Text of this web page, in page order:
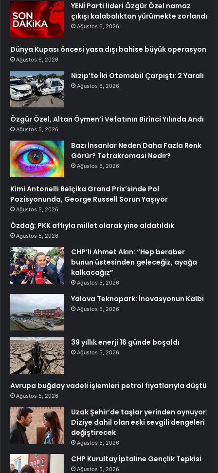
YENİ Parti lideri Özgür Özel namaz
çıkışı kalabalıktan yürümekte zorlandı
Ağustos 6, 2026
Dünya Kupası öncesi yasa dışı bahise büyük operasyon
Ağustos 6, 2026
Nizip’te İki Otomobil Çarpıştı: 2 Yaralı
Ağustos 6, 2026
Özgür Özel, Altan Öymen’i Vefatının Birinci Yılında Andı
Ağustos 5, 2026
Bazı İnsanlar Neden Daha Fazla Renk
Görür? Tetrakromasi Nedir?
Ağustos 5, 2026
Kimi Antonelli Belçika Grand Prix’sinde Pol
Pozisyonunda, George Russell Sorun Yaşıyor
Ağustos 5, 2026
Özdağ: PKK affıyla millet olarak yine aldatıldık
Ağustos 5, 2026
CHP’li Ahmet Akın: “Hep beraber
bunun üstesinden geleceğiz, ayağa
kalkacağız”
Ağustos 5, 2026
Yalova Teknopark: İnovasyonun Kalbi
Ağustos 5, 2026
39 yıllık enerji 16 günde boşaldı
Ağustos 5, 2026
Avrupa buğday vadeli işlemleri petrol fiyatlarıyla düştü
Ağustos 5, 2026
Uzak Şehir’de taşlar yerinden oynuyor:
Diziye dahil olan eski sevgili dengeleri
değiştirecek
Ağustos 5, 2026
CHP Kurultay İptaline Gençlik Tepkisi
Ağustos 5, 2026